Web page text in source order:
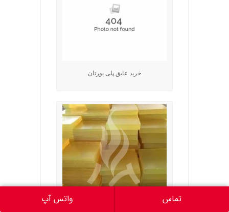
خرید عایق پلی یورتان
تماس واتس آپ